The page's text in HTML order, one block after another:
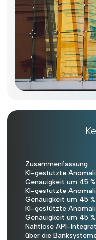
Zusammenfassung
KI-gestützte
Genauigkeit um 45 %
KI-gestützte
Genauigkeit um 45 %
KI-gestützte
Genauigkeit um 45 %
Nahtlose API-
über die